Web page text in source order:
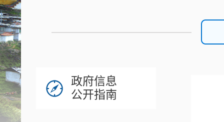
政府信息
公开指南